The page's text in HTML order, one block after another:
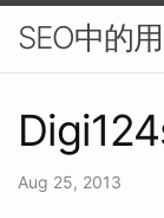
SEO中的
Aug 25, 2013